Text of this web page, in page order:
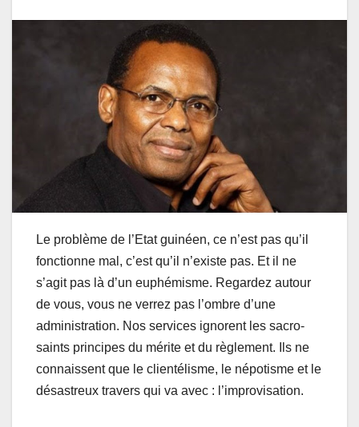
Le problème de l’Etat guinéen, ce n’est pas qu’il
fonctionne mal, c’est qu’il n’existe pas. Et il ne
s’agit pas là d’un euphémisme. Regardez autour
de vous, vous ne verrez pas l’ombre d’une
administration. Nos services ignorent les sacro-
saints principes du mérite et du règlement. Ils ne
connaissent que le clientélisme, le népotisme et le
désastreux travers qui va avec : l’improvisation.